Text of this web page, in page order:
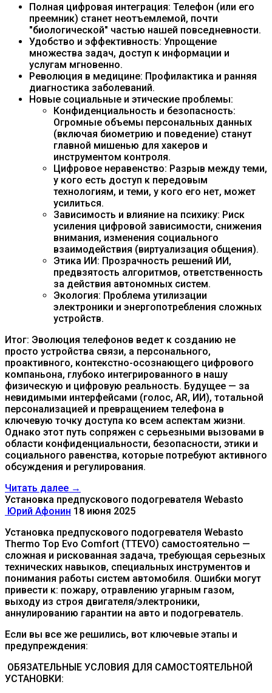
Полная цифровая интеграция: Телефон (или его
преемник) станет неотъемлемой, почти
"биологической" частью нашей повседневности.
Удобство и эффективность: Упрощение
множества задач, доступ к информации и
услугам мгновенно.
Революция в медицине: Профилактика и ранняя
диагностика заболеваний.
Новые социальные и этические проблемы:
Конфиденциальность и безопасность:
Огромные объемы персональных данных
(включая биометрию и поведение) станут
главной мишенью для хакеров и
инструментом контроля.
Цифровое неравенство: Разрыв между теми,
у кого есть доступ к передовым
технологиям, и теми, у кого его нет, может
усилиться.
Зависимость и влияние на психику: Риск
усиления цифровой зависимости, снижения
внимания, изменения социального
взаимодействия (виртуализация общения).
Этика ИИ: Прозрачность решений ИИ,
предвзятость алгоритмов, ответственность
за действия автономных систем.
Экология: Проблема утилизации
электроники и энергопотребления сложных
устройств.
Итог: Эволюция телефонов ведет к созданию не
просто устройства связи, а персонального,
проактивного, контекстно-осознающего цифрового
компаньона, глубоко интегрированного в нашу
физическую и цифровую реальность. Будущее — за
невидимыми интерфейсами (голос, AR, ИИ), тотальной
персонализацией и превращением телефона в
ключевую точку доступа ко всем аспектам жизни.
Однако этот путь сопряжен с серьезными вызовами в
области конфиденциальности, безопасности, этики и
социального равенства, которые потребуют активного
обсуждения и регулирования.
Читать далее →
Установка предпускового подогревателя Webasto
Юрий Афонин 18 июня 2025
Установка предпускового подогревателя Webasto
Thermo Top Evo Comfort (TTEVO) самостоятельно —
сложная и рискованная задача, требующая серьезных
технических навыков, специальных инструментов и
понимания работы систем автомобиля. Ошибки могут
привести к: пожару, отравлению угарным газом,
выходу из строя двигателя/электроники,
аннулированию гарантии на авто и подогреватель.
Если вы все же решились, вот ключевые этапы и
предупреждения:
ОБЯЗАТЕЛЬНЫЕ УСЛОВИЯ ДЛЯ САМОСТОЯТЕЛЬНОЙ
УСТАНОВКИ: